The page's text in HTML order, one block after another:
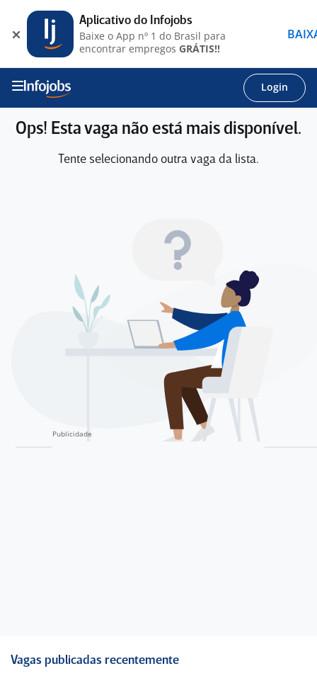
Login
Ops! Esta vaga não está mais disponível.
Tente selecionando outra vaga da lista.
Vagas publicadas recentemente
Aplicativo do Infojobs
Baixe o App nº 1 do Brasil para
encontrar empregos GRÁTIS!!